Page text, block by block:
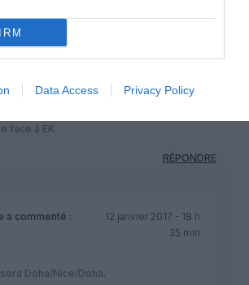
Data Access Privacy Policy
de Nice ne soit qu une escale sur
face à EK.
RÉPONDRE
a commenté :
12 janvier 2017 - 18 h
35 min
Doha/Nice/Doha.